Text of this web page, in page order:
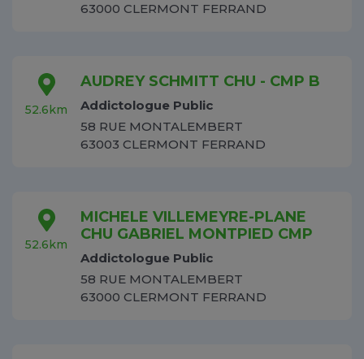
63000 CLERMONT FERRAND
52.6km
AUDREY SCHMITT CHU - CMP B
Addictologue Public
58 RUE MONTALEMBERT
63003 CLERMONT FERRAND
52.6km
MICHELE VILLEMEYRE-PLANE
CHU GABRIEL MONTPIED CMP
Addictologue Public
58 RUE MONTALEMBERT
63000 CLERMONT FERRAND